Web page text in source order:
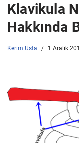
Klavikula
Hakkında
Kerim Usta 1 Aralık